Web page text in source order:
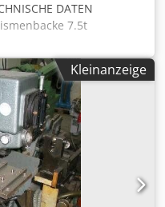
DATEN
7.5t
550mm
(Produkt) ca. 1240mm
Höhe (Produkt) ca.
Lichte Weite 790mm
Tiefe 200mm
zum Einlegen von
Winde zum Heben und
Werk - kurzfristig
Kleinanzeige